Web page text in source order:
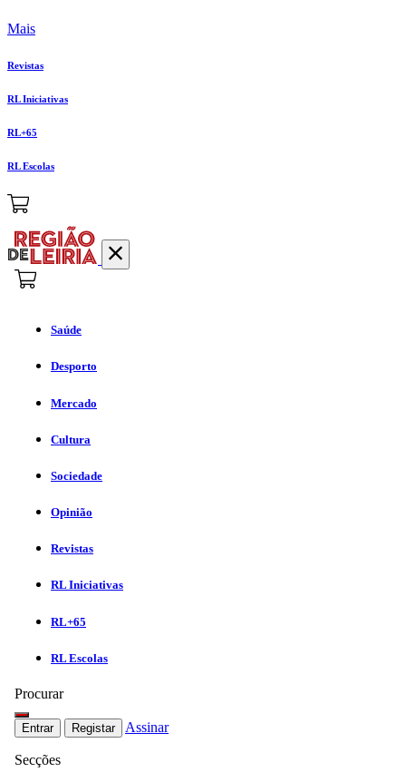
Mais
Revistas
RL Iniciativas
RL+65
RL Escolas
Saúde
Desporto
Mercado
Cultura
Sociedade
Opinião
Revistas
RL Iniciativas
RL+65
RL Escolas
Procurar
Entrar Registar Assinar
Secções